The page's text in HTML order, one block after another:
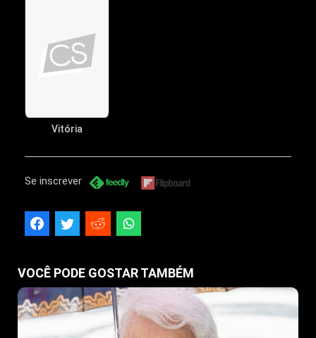
Vitória
Se inscrever
VOCÊ PODE GOSTAR TAMBÉM